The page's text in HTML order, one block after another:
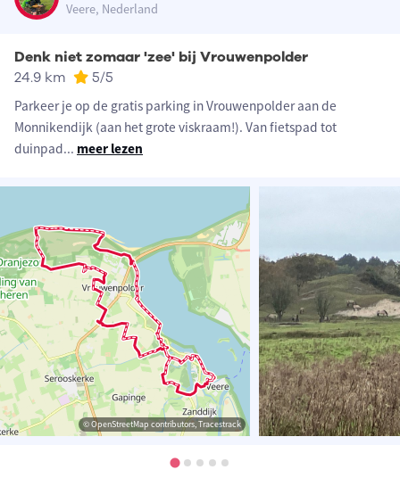
Veere, Nederland
Denk niet zomaar 'zee' bij Vrouwenpolder
24.9 km 5/5
Parkeer je op de gratis parking in Vrouwenpolder aan de
Monnikendijk (aan het grote viskraam!). Van fietspad tot
duinpad... meer lezen
© OpenStreetMap contributors, Tracestrack